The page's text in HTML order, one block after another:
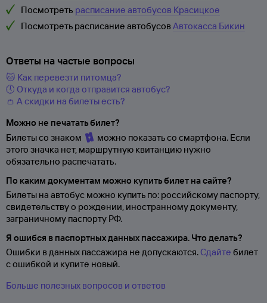
Посмотреть расписание автобусов Красицкое
Посмотреть расписание автобусовАвтокасса Бикин
Ответы на частые вопросы
🐱 Как перевезти питомца?
🕔 Откуда и когда отправится автобус?
👛 А скидки на билеты есть?
Можно не печатать билет?
Билеты со знаком
можно показать со смартфона. Если
этого значка нет, маршрутную квитанцию нужно
обязательно распечатать.
По каким документам можно купить билет на сайте?
Билеты на автобус можно купить по: российскому паспорту,
свидетельству о рождении, иностранному документу,
заграничному паспорту РФ.
Я ошибся в паспортных данных пассажира. Что делать?
Ошибки в данных пассажира не допускаются. Сдайте билет
с ошибкой и купите новый.
Больше полезных вопросов и ответов